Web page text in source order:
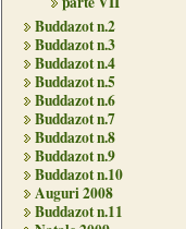
Buddazot n.2
Buddazot n.3
Buddazot n.4
Buddazot n.5
Buddazot n.6
Buddazot n.7
Buddazot n.8
Buddazot n.9
Buddazot n.10
Auguri 2008
Buddazot n.11